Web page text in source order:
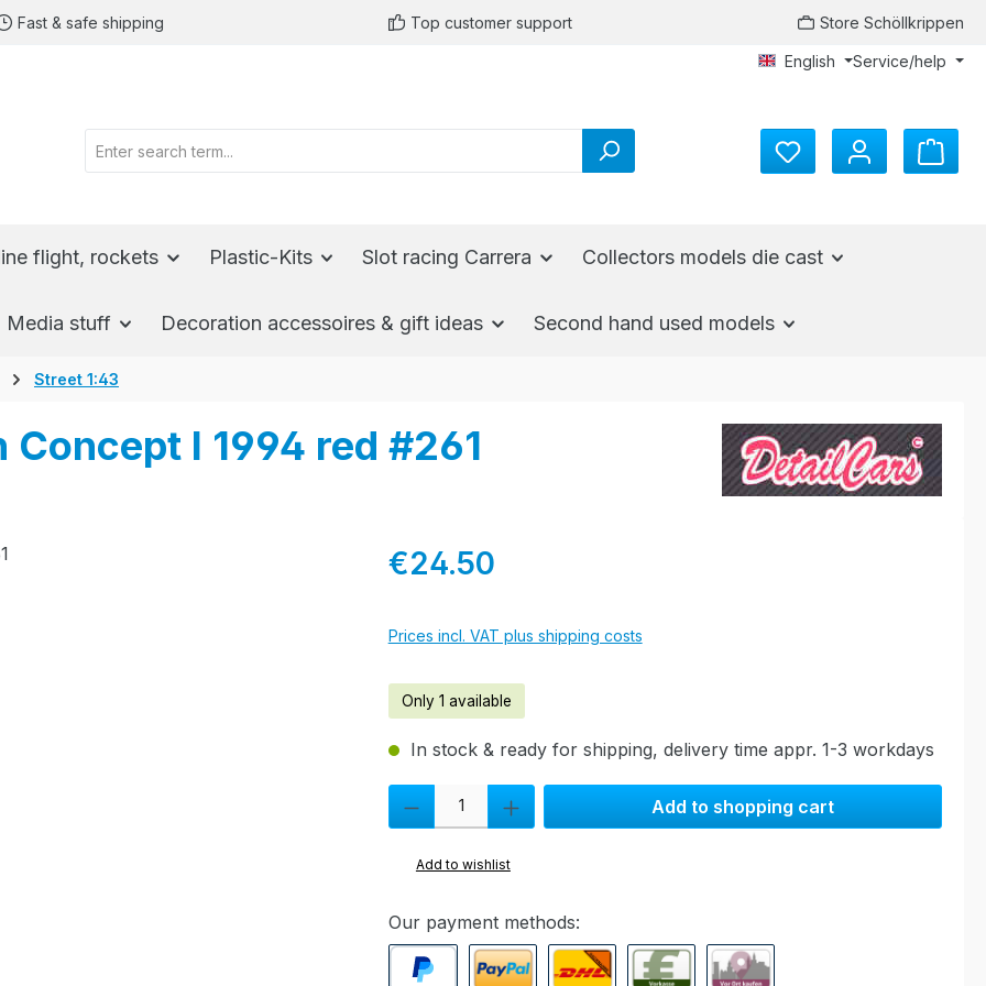
Fast & safe shipping Top customer support Store Schöllkrippen
English Service/help
flight, rockets Plastic-Kits Slot racing Carrera Collectors models die cast
Media stuff Decoration accessoires & gift ideas Second hand used models
Street 1:43
I 1994 red #261
Regular price:
€24.50
Prices incl. VAT plus shipping costs
Only 1 available
In stock & ready for shipping, delivery time appr. 1-3 workdays
Product Quantity: Enter the desired amount or use the buttons to increase or
Add to shopping cart
Add to wishlist
Our payment methods: